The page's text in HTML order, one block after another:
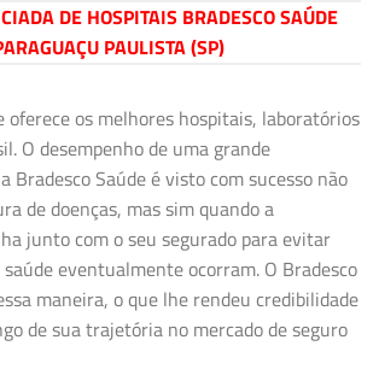
DE HOSPITAIS BRADESCO SAÚDE
PAULISTA (SP)
oferece os melhores hospitais, laboratórios
O desempenho de uma grande
Bradesco Saúde é visto com sucesso não
de doenças, mas sim quando a
junto com o seu segurado para evitar
eventualmente ocorram. O Bradesco
maneira, o que lhe rendeu credibilidade
de sua trajetória no mercado de seguro